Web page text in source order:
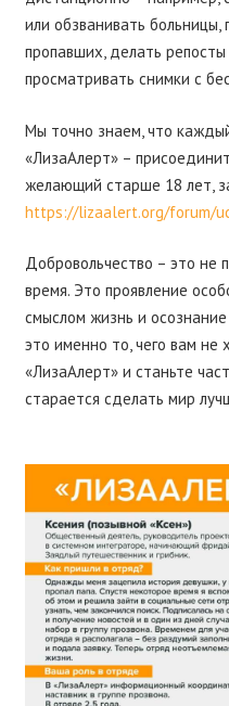
или обзванивать
пропавших, делать
просматривать снимки с
Мы точно знаем, что
«ЛизаАлерт» –
желающий старше 18 лет,
https://lizaalert.org/forum/
Добровольчество – это не
время. Это проявление
смыслом жизнь и
это именно то, чего вам не
«ЛизаАлерт» и станьте
старается сделать мир